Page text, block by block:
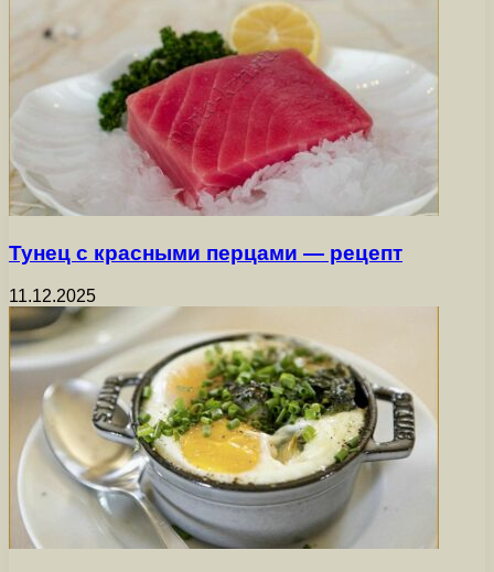
Тунец с красными перцами — рецепт
11.12.2025